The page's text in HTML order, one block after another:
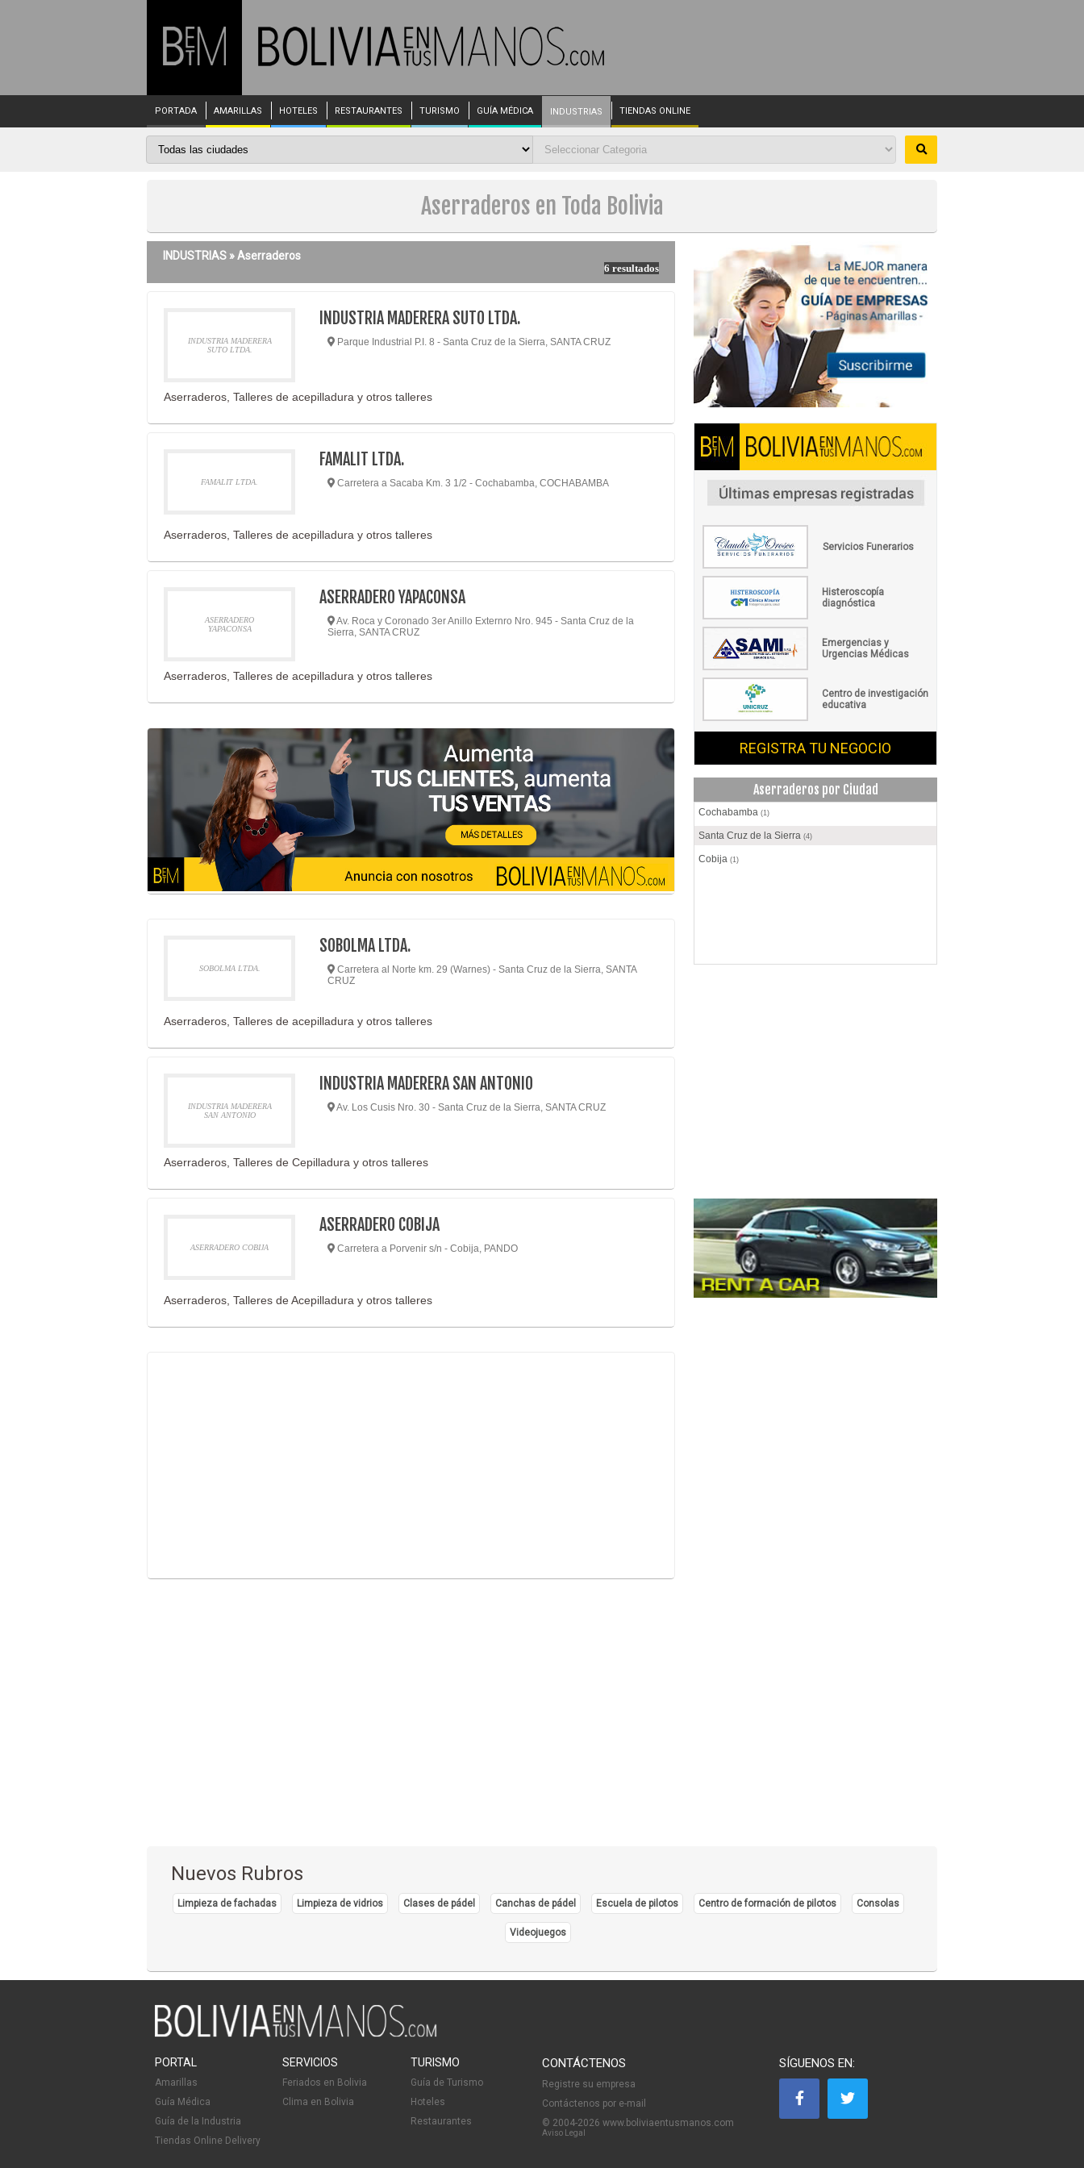
PORTADA AMARILLAS HOTELES RESTAURANTES TURISMO GUÍA MÉDICA INDUSTRIAS TIENDAS ONLINE
Aserraderos en Toda Bolivia
INDUSTRIAS »Aserraderos
6 resultados
INDUSTRIA MADERERA
SUTO LTDA.
INDUSTRIA MADERERA SUTO LTDA.
Parque Industrial P.I. 8 - Santa Cruz de la Sierra, SANTA CRUZ
Aserraderos, Talleres de acepilladura y otros talleres
FAMALIT LTDA.
FAMALIT LTDA.
Carretera a Sacaba Km. 3 1/2 - Cochabamba, COCHABAMBA
Aserraderos, Talleres de acepilladura y otros talleres
ASERRADERO
YAPACONSA
ASERRADERO YAPACONSA
Av. Roca y Coronado 3er Anillo Externro Nro. 945 - Santa Cruz de la
Sierra, SANTA CRUZ
Aserraderos, Talleres de acepilladura y otros talleres
SOBOLMA LTDA.
SOBOLMA LTDA.
Carretera al Norte km. 29 (Warnes) - Santa Cruz de la Sierra, SANTA
CRUZ
Aserraderos, Talleres de acepilladura y otros talleres
INDUSTRIA MADERERA
SAN ANTONIO
INDUSTRIA MADERERA SAN ANTONIO
Av. Los Cusis Nro. 30 - Santa Cruz de la Sierra, SANTA CRUZ
Aserraderos, Talleres de Cepilladura y otros talleres
ASERRADERO COBIJA
ASERRADERO COBIJA
Carretera a Porvenir s/n - Cobija, PANDO
Aserraderos, Talleres de Acepilladura y otros talleres
Servicios Funerarios
Histeroscopía
diagnóstica
Emergencias y
Urgencias Médicas
Centro de investigación
educativa
REGISTRA TU NEGOCIO
Aserraderos por Ciudad
Cochabamba (1)
Santa Cruz de la Sierra (4)
Cobija (1)
Nuevos Rubros
Limpieza de fachadas Limpieza de vidrios Clases de pádel Canchas de pádel Escuela de pilotos Centro de formación de pilotos Consolas
Videojuegos
PORTAL
Amarillas
Guía Médica
Guía de la Industria
Tiendas Online Delivery
SERVICIOS
Feriados en Bolivia
Clima en Bolivia
TURISMO
Guía de Turismo
Hoteles
Restaurantes
CONTÁCTENOS
Registre su empresa
Contáctenos por e-mail
© 2004-2026 www.boliviaentusmanos.com
Aviso Legal
SÍGUENOS EN: